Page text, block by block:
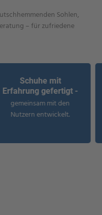
Sohlen,
– für zufriedene
Schuhe mit
Erfahrung gefertigt -
gemeinsam mit den
Nutzern entwickelt.